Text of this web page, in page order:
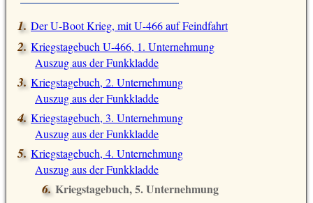
Der U-Boot Krieg, mit U-466 auf Feindfahrt
Kriegstagebuch U-466, 1. Unternehmung
Auszug aus der Funkkladde
Kriegstagebuch, 2. Unternehmung
Auszug aus der Funkkladde
Kriegstagebuch, 3. Unternehmung
Auszug aus der Funkkladde
Kriegstagebuch, 4. Unternehmung
Auszug aus der Funkkladde
Kriegstagebuch, 5. Unternehmung